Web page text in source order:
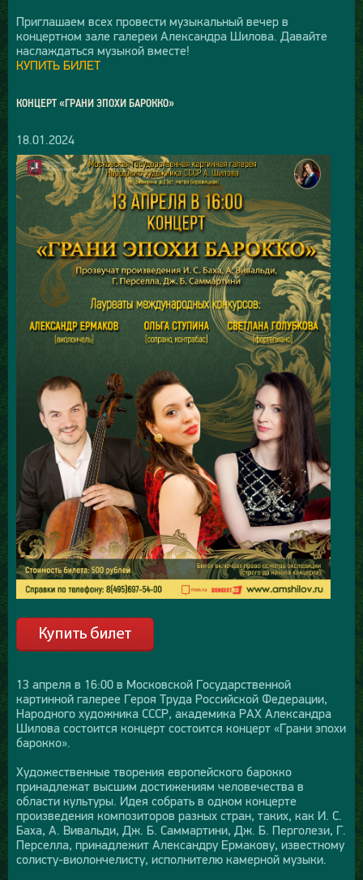
Приглашаем всех провести музыкальный вечер в
концертном зале галереи Александра Шилова. Давайте
наслаждаться музыкой вместе!
КУПИТЬ БИЛЕТ
КОНЦЕРТ «ГРАНИ ЭПОХИ БАРОККО»
18.01.2024
13 апреля в 16:00 в Московской Государственной
картинной галерее Героя Труда Российской Федерации,
Народного художника СССР, академика РАХ Александра
Шилова состоится концерт состоится концерт «Грани эпохи
барокко».
Художественные творения европейского барокко
принадлежат высшим достижениям человечества в
области культуры. Идея собрать в одном концерте
произведения композиторов разных стран, таких, как И. С.
Баха, А. Вивальди, Дж. Б. Саммартини, Дж. Б. Перголези, Г.
Перселла, принадлежит Александру Ермакову, известному
солисту-виолончелисту, исполнителю камерной музыки.